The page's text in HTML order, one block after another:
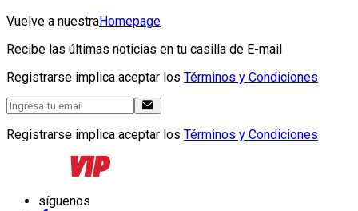
Vuelve a nuestraHomepage
Recibe las últimas noticias en tu casilla de E-mail
Registrarse implica aceptar los Términos y Condiciones
Registrarse implica aceptar los Términos y Condiciones
síguenos